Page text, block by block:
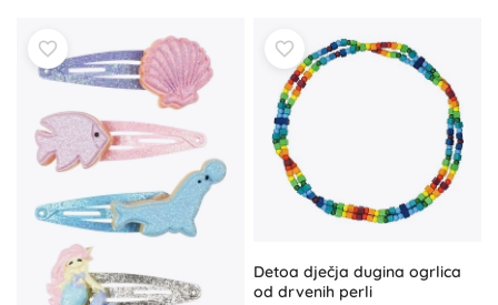
Detoa dječja dugina ogrlica
od drvenih perli